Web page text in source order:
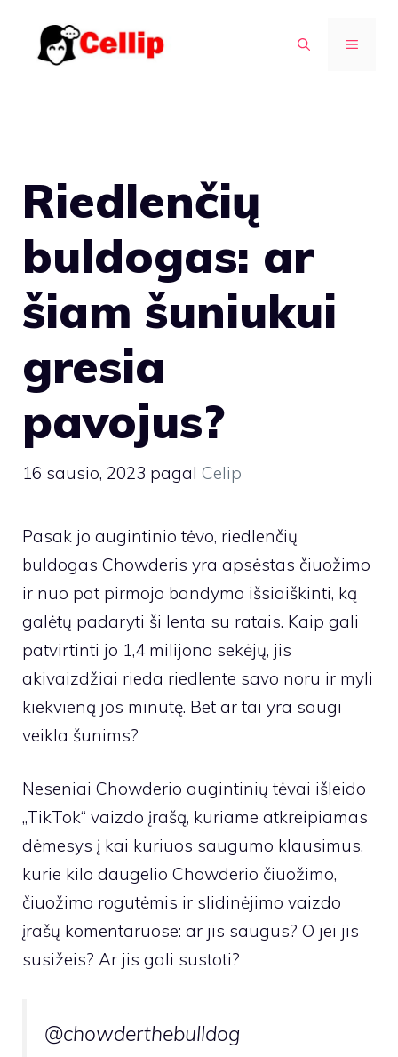
turinio
MENIU
Riedlenčių
buldogas: ar
šiam šuniukui
gresia
pavojus?
16 sausio, 2023 pagal Celip
Pasak jo augintinio tėvo, riedlenčių
buldogas Chowderis yra apsėstas čiuožimo
ir nuo pat pirmojo bandymo išsiaiškinti, ką
galėtų padaryti ši lenta su ratais. Kaip gali
patvirtinti jo 1,4 milijono sekėjų, jis
akivaizdžiai rieda riedlente savo noru ir myli
kiekvieną jos minutę. Bet ar tai yra saugi
veikla šunims?
Neseniai Chowderio augintinių tėvai išleido
„TikTok“ vaizdo įrašą, kuriame atkreipiamas
dėmesys į kai kuriuos saugumo klausimus,
kurie kilo daugelio Chowderio čiuožimo,
čiuožimo rogutėmis ir slidinėjimo vaizdo
įrašų komentaruose: ar jis saugus? O jei jis
susižeis? Ar jis gali sustoti?
@chowderthebulldog